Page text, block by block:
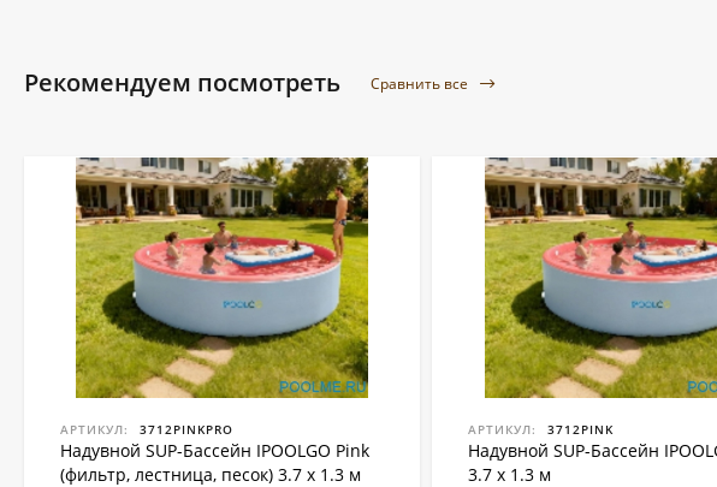
Рекомендуем посмотреть Сравнить все
АРТИКУЛ: 3712PINKPRO
Надувной SUP-Бассейн IPOOLGO Pink
(фильтр, лестница, песок) 3.7 x 1.3 м
АРТИКУЛ: 3712PINK
Надувной SUP-Бассейн
3.7 x 1.3 м